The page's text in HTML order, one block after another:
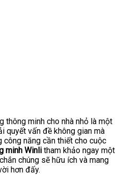
thông minh cho nhà nhỏ là một
quyết vấn đề không gian mà
năng cần thiết cho cuộc
minh Winli tham khảo ngay một
chúng sẽ hữu ích và mang
hơn đấy.